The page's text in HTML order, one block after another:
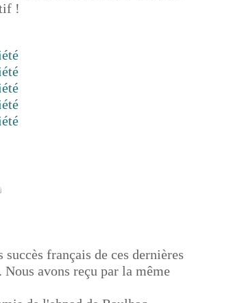
!
français de ces dernières
Nous avons reçu par la même